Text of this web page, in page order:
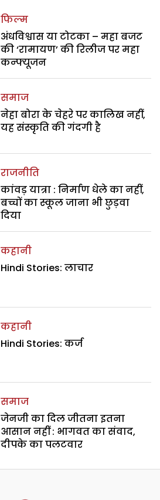
फिल्म
अंधविश्वास या टोटका – महा बजट
की ‘रामायण’ की रिलीज पर महा
कन्फ्यूजन
समाज
नेहा बोरा के चेहरे पर कालिख नहीं,
यह संस्कृति की गंदगी है
राजनीति
कांवड़ यात्रा : निर्माण धेले का नहीं,
बच्चों का स्कूल जाना भी छुड़वा
दिया
कहानी
Hindi Stories: लाचार
कहानी
Hindi Stories: कर्ज
समाज
जेनजी का दिल जीतना इतना
आसान नहीं : भागवत का संवाद,
दीपके का पलटवार